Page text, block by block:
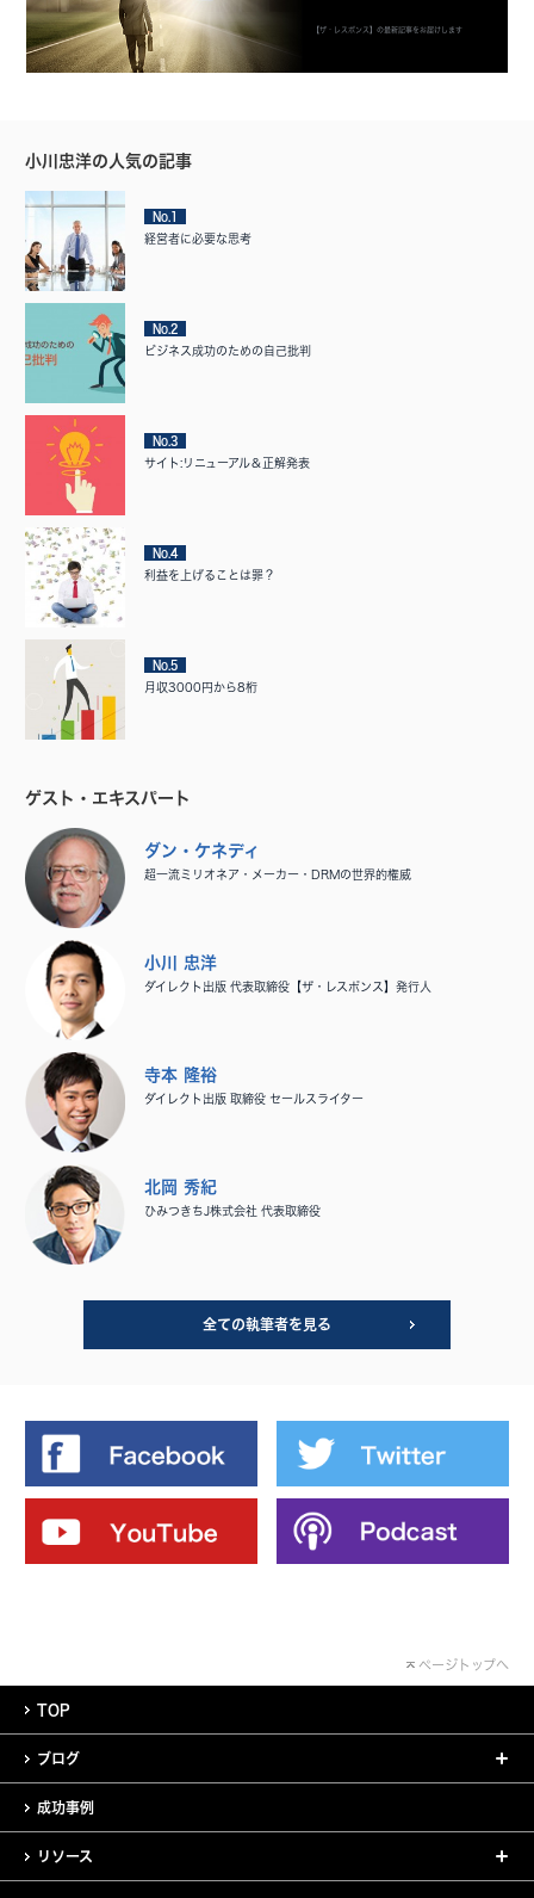
【ザ・レスポンス】の最新記事をお届けします
小川忠洋の人気の記事
No.1
経営者に必要な思考
No.2
ビジネス成功のための自己批判
No.3
サイト:リニューアル＆正解発表
No.4
利益を上げることは罪？
No.5
月収3000円から8桁
ゲスト・エキスパート
ダン・ケネディ
超一流ミリオネア・メーカー・DRMの世界的権威
小川 忠洋
ダイレクト出版 代表取締役【ザ・レスポンス】発行人
寺本 隆裕
ダイレクト出版 取締役 セールスライター
北岡 秀紀
ひみつきちJ株式会社 代表取締役
全ての執筆者を見る
ページトップへ
TOP
ブログ
成功事例
リソース